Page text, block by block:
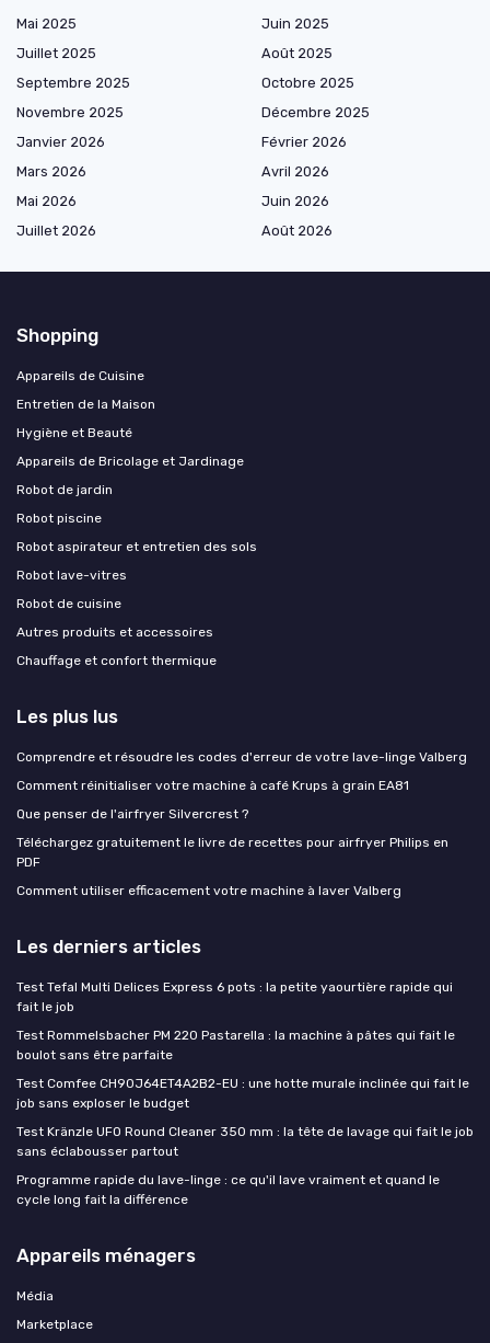
Mai 2025
Juin 2025
Juillet 2025
Août 2025
Septembre 2025
Octobre 2025
Novembre 2025
Décembre 2025
Janvier 2026
Février 2026
Mars 2026
Avril 2026
Mai 2026
Juin 2026
Juillet 2026
Août 2026
Shopping
Appareils de Cuisine
Entretien de la Maison
Hygiène et Beauté
Appareils de Bricolage et Jardinage
Robot de jardin
Robot piscine
Robot aspirateur et entretien des sols
Robot lave-vitres
Robot de cuisine
Autres produits et accessoires
Chauffage et confort thermique
Les plus lus
Comprendre et résoudre les codes d'erreur de votre lave-linge Valberg
Comment réinitialiser votre machine à café Krups à grain EA81
Que penser de l'airfryer Silvercrest ?
Téléchargez gratuitement le livre de recettes pour airfryer Philips en
PDF
Comment utiliser efficacement votre machine à laver Valberg
Les derniers articles
Test Tefal Multi Delices Express 6 pots : la petite yaourtière rapide qui
fait le job
Test Rommelsbacher PM 220 Pastarella : la machine à pâtes qui fait le
boulot sans être parfaite
Test Comfee CH90J64ET4A2B2-EU : une hotte murale inclinée qui fait le
job sans exploser le budget
Test Kränzle UFO Round Cleaner 350 mm : la tête de lavage qui fait le job
sans éclabousser partout
Programme rapide du lave-linge : ce qu'il lave vraiment et quand le
cycle long fait la différence
Appareils ménagers
Média
Marketplace